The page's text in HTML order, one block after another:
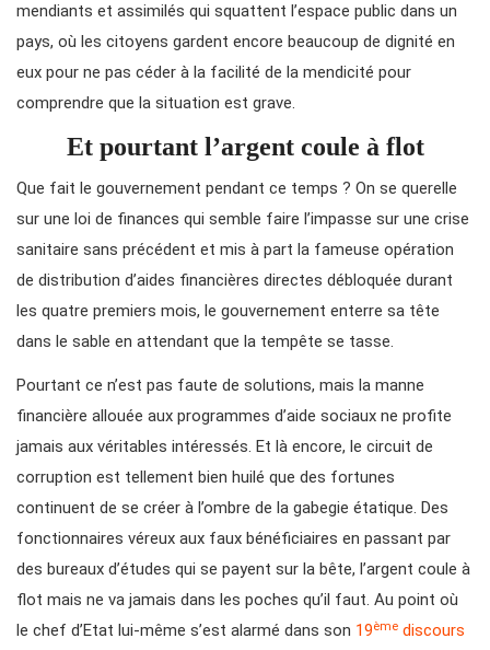
mendiants et assimilés qui squattent l’espace public dans un
pays, où les citoyens gardent encore beaucoup de dignité en
eux pour ne pas céder à la facilité de la mendicité pour
comprendre que la situation est grave.
Et pourtant l’argent coule à flot
Que fait le gouvernement pendant ce temps ? On se querelle
sur une loi de finances qui semble faire l’impasse sur une crise
sanitaire sans précédent et mis à part la fameuse opération
de distribution d’aides financières directes débloquée durant
les quatre premiers mois, le gouvernement enterre sa tête
dans le sable en attendant que la tempête se tasse.
Pourtant ce n’est pas faute de solutions, mais la manne
financière allouée aux programmes d’aide sociaux ne profite
jamais aux véritables intéressés. Et là encore, le circuit de
corruption est tellement bien huilé que des fortunes
continuent de se créer à l’ombre de la gabegie étatique. Des
fonctionnaires véreux aux faux bénéficiaires en passant par
des bureaux d’études qui se payent sur la bête, l’argent coule à
flot mais ne va jamais dans les poches qu’il faut. Au point où
le chef d’Etat lui-même s’est alarmé dans son 19ème discours